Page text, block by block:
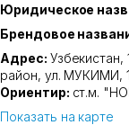
Юридическое
Брендовое
Адрес: Узбекистан,
район, ул. МУКИМИ,
Ориентир: ст.м.
Показать на карте